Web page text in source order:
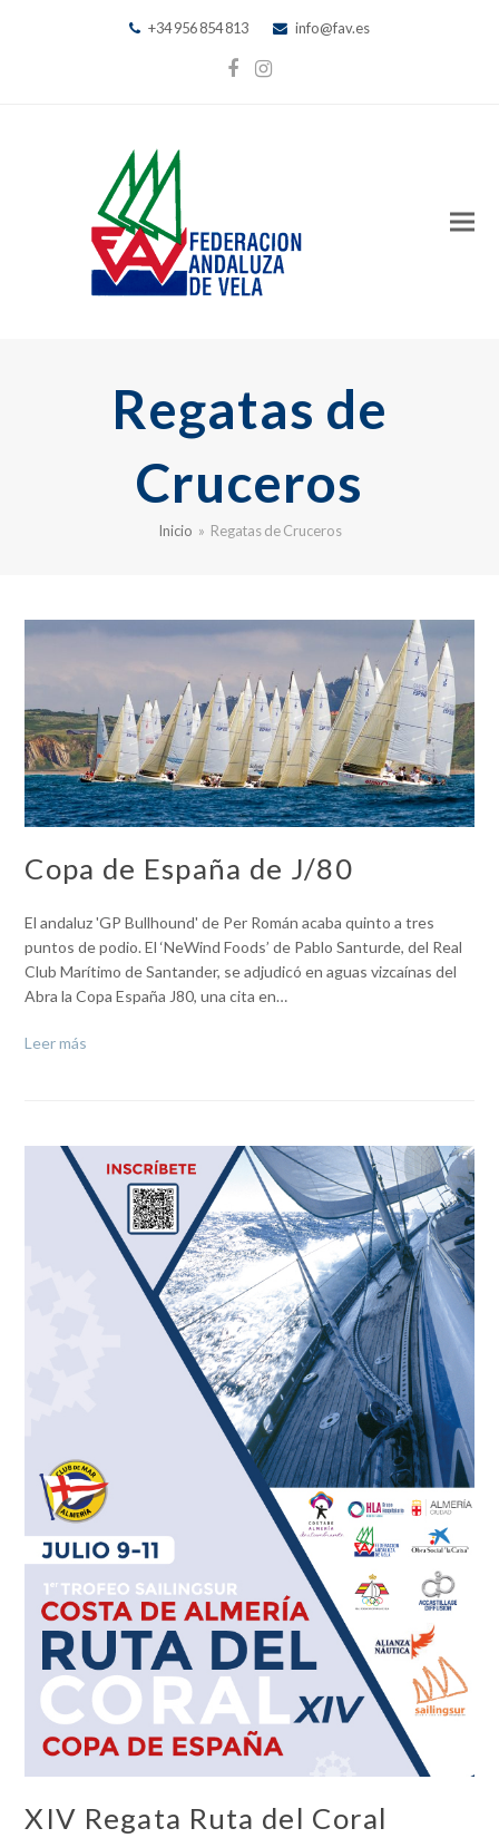
+34 956 854 813 info@fav.es
Facebook
Instagram
Regatas de
Cruceros
Inicio » Regatas de Cruceros
Copa de España de J/80
El andaluz 'GP Bullhound' de Per Román acaba quinto a tres
puntos de podio. El ‘NeWind Foods’ de Pablo Santurde, del Real
Club Marítimo de Santander, se adjudicó en aguas vizcaínas del
Abra la Copa España J80, una cita en…
Leer más
XIV Regata Ruta del Coral